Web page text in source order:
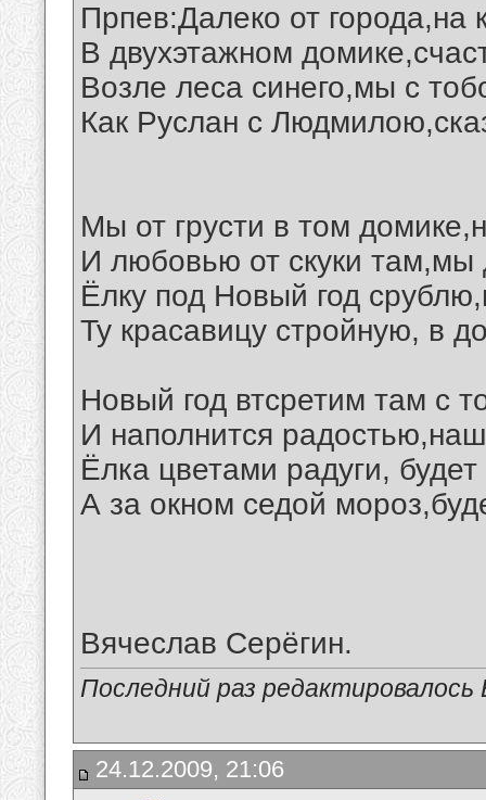
Прпев:Далеко от города,на
В двухэтажном
Возле леса синего,мы с
Как Руслан с
Мы от грусти в том
И любовью от скуки там,мы
Ёлку под Новый год
Ту красавицу стройную, в
Новый год втсретим там с
И наполнится
Ёлка цветами радуги,
А за окном седой
Вячеслав Серёгин.
Последний раз
24.12.2009, 21:06